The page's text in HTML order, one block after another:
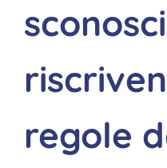
regole